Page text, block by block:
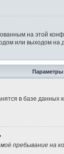
на этой
или выходом
Параметры
в базе
пребывание на